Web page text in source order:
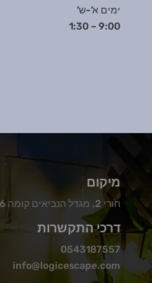
ימים א’-ש’
9:00 – 1:30
מיקום
חורי 2, מגדל הנביאים קומה 6, חיפה
דרכי התקשרות
0543187557
info@logicescape.com